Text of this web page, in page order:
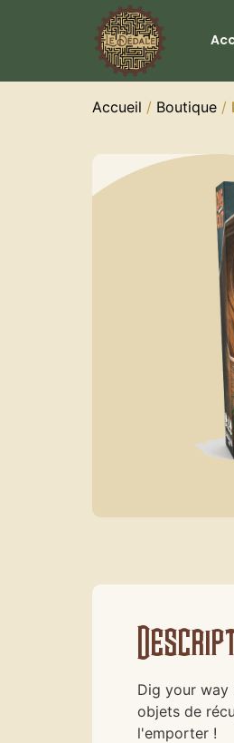
Accueil / Boutique /
Dig your way
objets de
l'emporter !